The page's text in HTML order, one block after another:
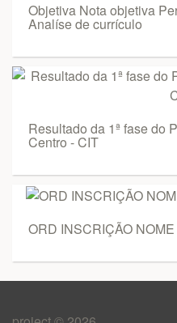
Objetiva Nota objetiva
Analíse de currículo
Resultado da 1ª fase do
Centro - CIT
ORD INSCRIÇÃO